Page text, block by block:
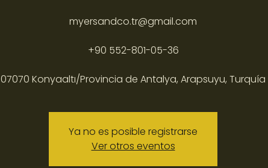
myersandco.tr@gmail.com
+90 552-801-05-36
07070 Konyaaltı/Provincia de Antalya, Arapsuyu, Turquía
Ya no es posible registrarse
Ver otros eventos